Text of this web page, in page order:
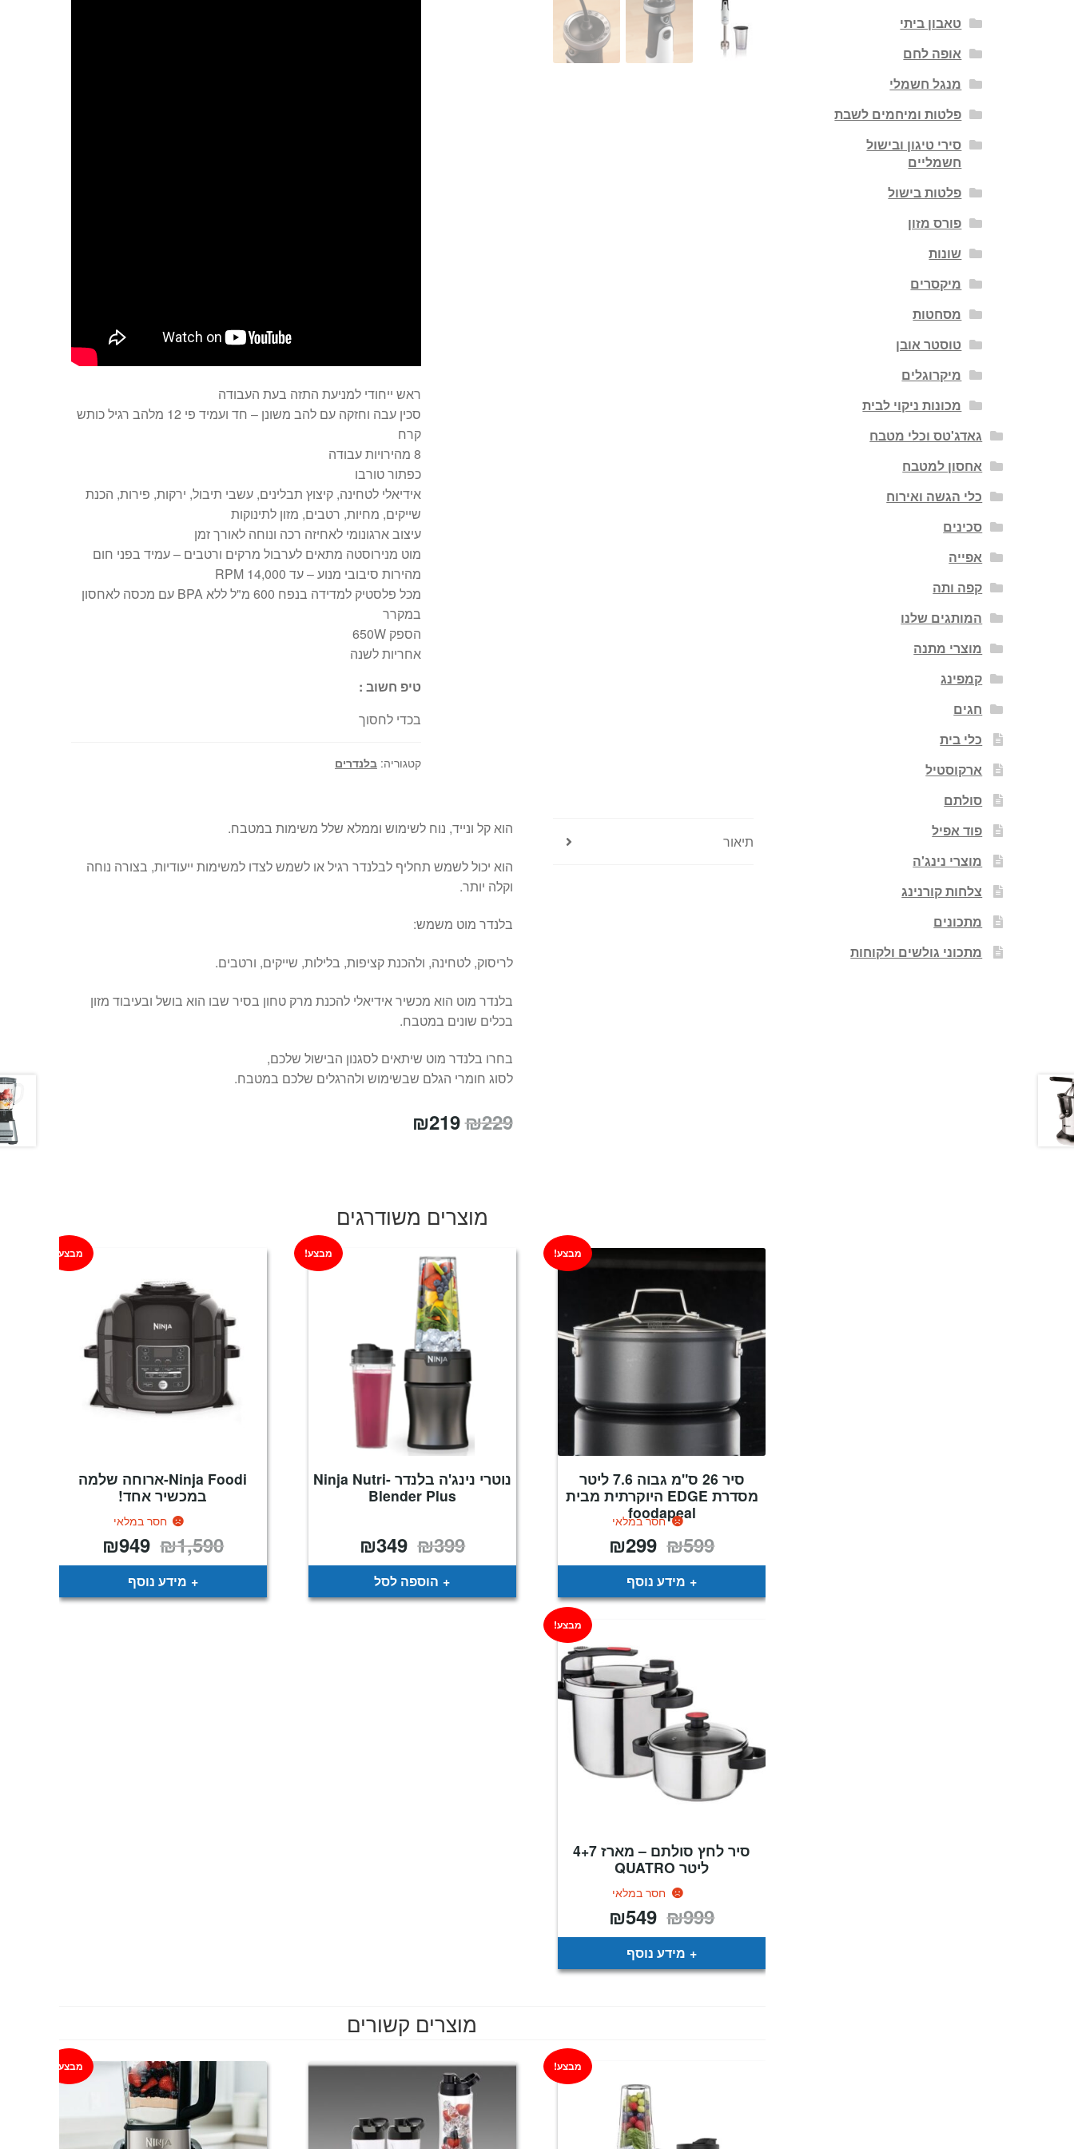
ראש ייחודי למניעת התזה בעת העבודה
סכין עבה וחזקה עם להב משונן – חד ועמיד פי 12 מלהב רגיל כותש
קרח
8 מהירויות עבודה
כפתור טורבו
אידיאלי לטחינה, קיצוץ תבלינים, עשבי תיבול, ירקות, פירות, הכנת
שייקים, מחיות, רטבים, מזון לתינוקות
עיצוב ארגונומי לאחיזה רכה ונוחה לאורך זמן
מוט מנירוסטה מתאים לערבול מרקים ורטבים – עמיד בפני חום
מהירות סיבובי מנוע – עד 14,000 RPM
מכל פלסטיק למדידה בנפח 600 מ"ל ללא BPA עם מכסה לאחסון
במקרר
הספק 650W
אחריות לשנה
טיפ חשוב :
בכדי לחסוך
קטגוריה:בלנדרים
תיאור
הוא קל ונייד, נוח לשימוש וממלא שלל משימות במטבח.
הוא יכול לשמש תחליף לבלנדר רגיל או לשמש לצדו למשימות ייעודיות, בצורה נוחה
וקלה יותר.
בלנדר מוט משמש:
לריסוק, לטחינה, ולהכנת קציפות, בלילות, שייקים, ורטבים.
בלנדר מוט הוא מכשיר אידיאלי להכנת מרק טחון בסיר שבו הוא בושל ובעיבוד מזון
בכלים שונים במטבח.
בחרו בלנדר מוט שיתאים לסגנון הבישול שלכם,
לסוג חומרי הגלם שבשימוש ולהרגלים שלכם במטבח.
₪229
המחיר
₪229.
₪219
₪219.
מוצרים משודרגים
סיר 26 ס"מ גבוה 7.6 ליטר
מסדרת EDGE היוקרתית מבית
foodapeal
חסר במלאי
מבצע!
₪599 המחיר
המקורי
היה:
₪299
הוא:
מידע נוסף
נוטרי נינג'ה בלנדר Ninja Nutri-
Blender Plus
מבצע!
₪399 המחיר
המקורי
היה:
₪399.
₪349
הוא:
הוספה לסל
Ninja Foodi-ארוחה שלמה
במכשיר אחד!
חסר במלאי
מבצע!
₪1,590 המחיר
המקורי
היה:
₪949
הוא:
מידע נוסף
סיר לחץ סולתם – מארז 4+7
ליטר QUATRO
חסר במלאי
מבצע!
₪999 המחיר
המקורי
היה:
₪549
הוא:
מידע נוסף
מוצרים קשורים
מבצע! מבצע!
טאבון ביתי
אופה לחם
מנגל חשמלי
פלטות ומיחמים לשבת
סירי טיגון ובישול
חשמליים
פלטות בישול
פורס מזון
שונות
מיקסרים
מסחטות
טוסטר אובן
מיקרוגלים
מכונות ניקוי לבית
גאדג'טס וכלי מטבח
אחסון למטבח
כלי הגשה ואירוח
סכינים
אפייה
קפה ותה
המותגים שלנו
מוצרי מתנה
קמפינג
חגים
כלי בית
ארקוסטיל
סולתם
פוד אפיל
מוצרי נינג'ה
צלחות קורנינג
מתכונים
מתכוני גולשים ולקוחות